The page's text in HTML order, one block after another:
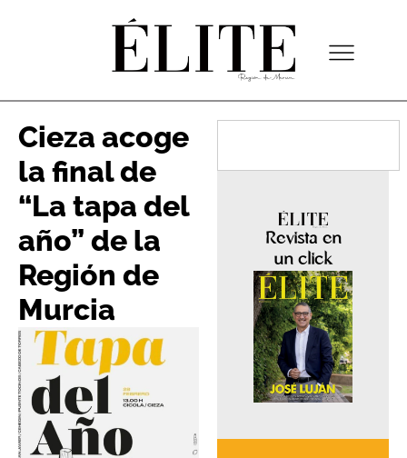
Cieza acoge
la final de
“La tapa del
año” de la
Región de
Murcia
Revista en
un click